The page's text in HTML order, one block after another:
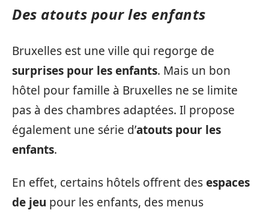
Des atouts pour les enfants
Bruxelles est une ville qui regorge de
surprises pour les enfants. Mais un bon
hôtel pour famille à Bruxelles ne se limite
pas à des chambres adaptées. Il propose
également une série d’atouts pour les
enfants.
En effet, certains hôtels offrent desespaces
de jeu pour les enfants, des menus